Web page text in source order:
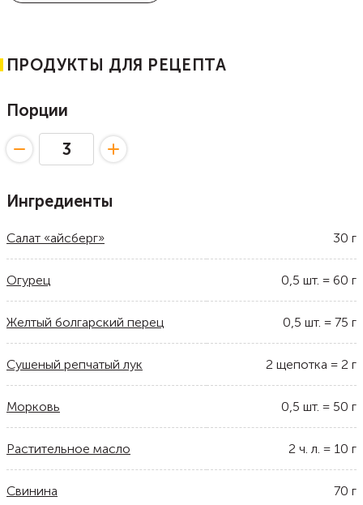
ПРОДУКТЫ ДЛЯ РЕЦЕПТА
Порции
Ингредиенты
Салат «айсберг» 30 г
Огурец 0,5 шт. = 60 г
Желтый болгарский перец 0,5 шт. = 75 г
Сушеный репчатый лук 2 щепотка = 2 г
Морковь 0,5 шт. = 50 г
Растительное масло 2 ч. л. = 10 г
Свинина 70 г